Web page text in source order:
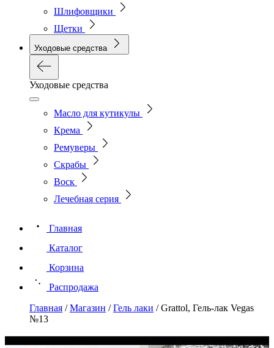
Шлифовщики
Щетки
Уходовые средства
Уходовые средства
Масло для кутикулы
Крема
Ремуверы
Скрабы
Воск
Лечебная серия
Главная
Каталог
Корзина
Распродажа
Главная /Магазин /Гель лаки /Grattol, Гель-лак Vegas
№13